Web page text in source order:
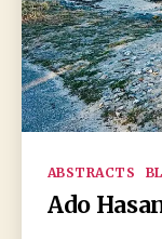
Kategorien
ABSTRACTS
Ado